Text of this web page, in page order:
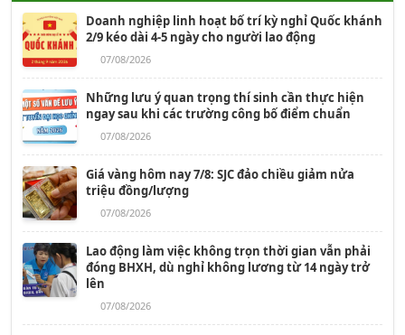
Doanh nghiệp linh hoạt bố trí kỳ nghỉ Quốc khánh
2/9 kéo dài 4-5 ngày cho người lao động
07/08/2026
Những lưu ý quan trọng thí sinh cần thực hiện
ngay sau khi các trường công bố điểm chuẩn
07/08/2026
Giá vàng hôm nay 7/8: SJC đảo chiều giảm nửa
triệu đồng/lượng
07/08/2026
Lao động làm việc không trọn thời gian vẫn phải
đóng BHXH, dù nghỉ không lương từ 14 ngày trở
lên
07/08/2026